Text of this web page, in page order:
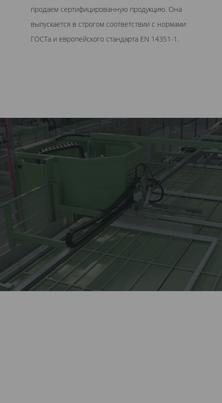
продаем сертифицированную продукцию. Она
выпускается в строгом соответствии с нормами
ГОСТа и европейского стандарта EN 14351-1.